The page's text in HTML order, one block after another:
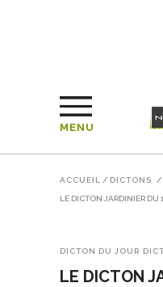
MENU
ACCUEIL / DICTONS /
LE DICTON JARDINIER DU
DICTON DU JOUR
LE DICTON